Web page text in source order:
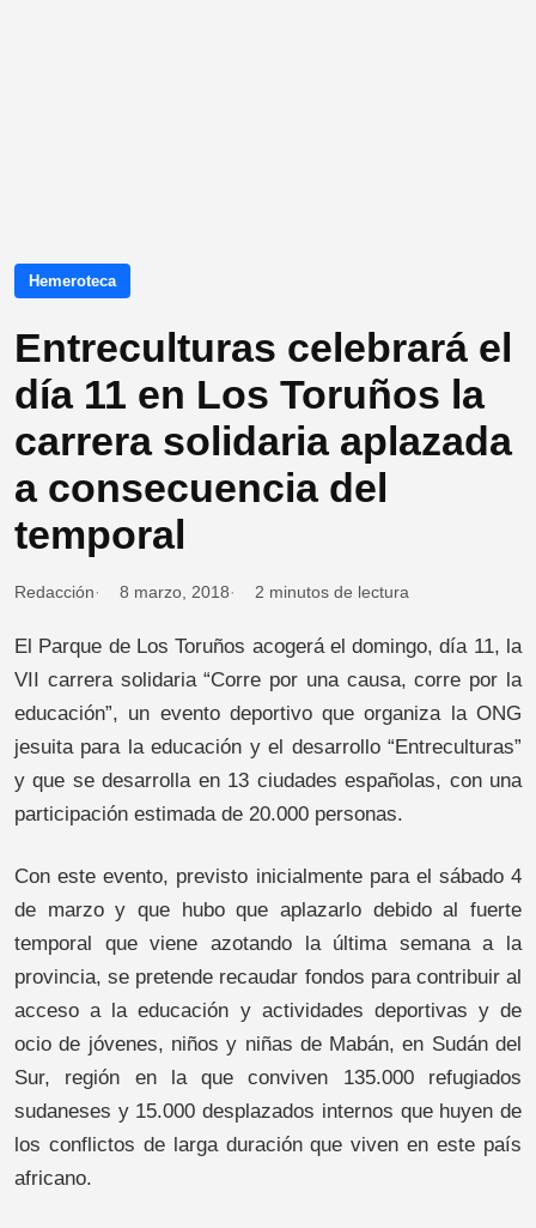
Hemeroteca
Entreculturas celebrará el
día 11 en Los Toruños la
carrera solidaria aplazada
a consecuencia del
temporal
Redacción 8 marzo, 2018 2 minutos de lectura
El Parque de Los Toruños acogerá el domingo, día 11, la
VII carrera solidaria “Corre por una causa, corre por la
educación”, un evento deportivo que organiza la ONG
jesuita para la educación y el desarrollo “Entreculturas”
y que se desarrolla en 13 ciudades españolas, con una
participación estimada de 20.000 personas.
Con este evento, previsto inicialmente para el sábado 4
de marzo y que hubo que aplazarlo debido al fuerte
temporal que viene azotando la última semana a la
provincia, se pretende recaudar fondos para contribuir al
acceso a la educación y actividades deportivas y de
ocio de jóvenes, niños y niñas de Mabán, en Sudán del
Sur, región en la que conviven 135.000 refugiados
sudaneses y 15.000 desplazados internos que huyen de
los conflictos de larga duración que viven en este país
africano.